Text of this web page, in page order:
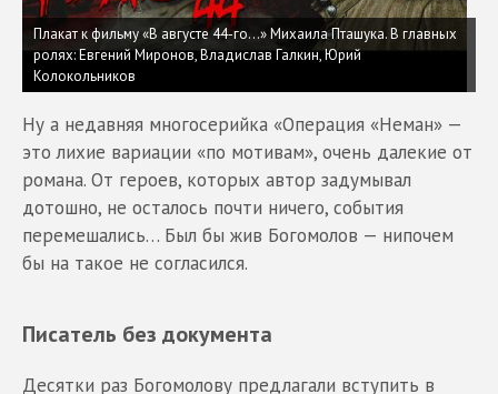
Плакат к фильму «В августе 44-го…» Михаила Пташука. В главных
ролях: Евгений Миронов, Владислав Галкин, Юрий
Колокольников
Ну а недавняя многосерийка «Операция «Неман» —
это лихие вариации «по мотивам», очень далекие от
романа. От героев, которых автор задумывал
дотошно, не осталось почти ничего, события
перемешались… Был бы жив Богомолов — нипочем
бы на такое не согласился.
Писатель без документа
Десятки раз Богомолову предлагали вступить в